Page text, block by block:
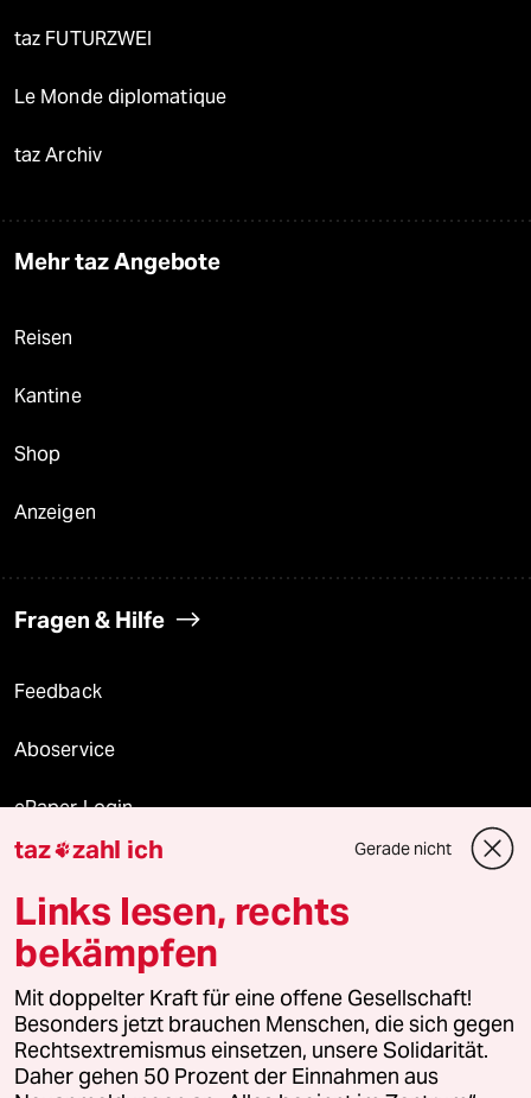
taz FUTURZWEI
Le Monde diplomatique
taz Archiv
Mehr taz Angebote
Reisen
Kantine
Shop
Anzeigen
Fragen & Hilfe
Feedback
Aboservice
ePaper Login
Downloads für Abonnierende
© 2026 taz Verlags und Vertriebs GmbH
Alle Rechte vorbehalten. Bei rechtlichen Fragen oder für Genehmigungen
wenden Sie sich bitte an
lizenzen@taz.de
Feedback Redaktionsstatut Kommune-Richtlinien
taz zahl ich Gerade nicht
Links lesen, rechts
bekämpfen
Mit doppelter Kraft für eine offene Gesellschaft!
Besonders jetzt brauchen Menschen, die sich gegen
Rechtsextremismus einsetzen, unsere Solidarität.
Daher gehen 50 Prozent der Einnahmen aus